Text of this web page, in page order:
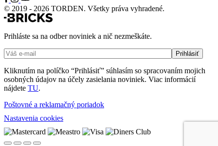
© 2019 - 2026 TORDEN. Všetky práva vyhradené.
Prihláste sa na odber noviniek a nič nezmeškáte.
Kliknutím na políčko “Prihlásiť” súhlasím so spracovaním mojich
osobných údajov na účely zasielania noviniek. Viac informácií
nájdete TU.
Poštovné a reklamačný poriadok
Nastavenia cookies